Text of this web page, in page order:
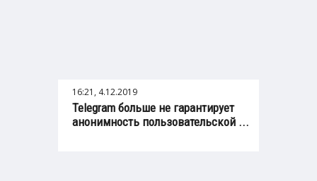
16:21, 4.12.2019
Telegram больше не гарантирует
анонимность пользовательской ...